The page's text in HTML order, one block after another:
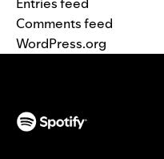
Comments feed
WordPress.org